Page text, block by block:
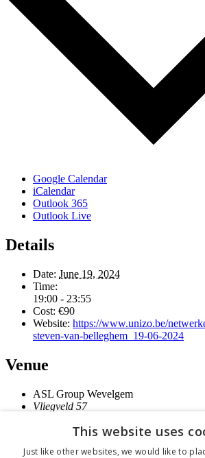
Google Calendar
iCalendar
Outlook 365
Outlook Live
Details
Date: June 19, 2024
Time:
19:00 - 23:55
Cost: €90
Website: https://www.unizo.be/
steven-van-belleghem_19-06-2024
Venue
ASL Group Wevelgem
Vliegveld 57
Organizer
This website uses
Just like other websites, we would like to